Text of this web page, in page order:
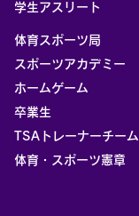
学生アスリート
体育スポーツ局
スポーツアカデミー
ホームゲーム
卒業生
TSAトレーナーチーム
体育・スポーツ憲章